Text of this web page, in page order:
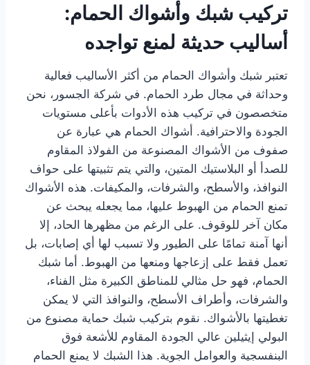
تركيب شبك وأشواك الحمام:
أساليب حديثة لمنع تواجده
تعتبر شبك وأشواك الحمام من أكثر الأساليب فعالية
وحداثة في مجال طرد الحمام. في شركة الجسور، نحن
متخصصون في تركيب هذه الأدوات بأعلى مستويات
الجودة والاحترافية. أشواك الحمام هي عبارة عن
صفوف من الأشواك المصنوعة من الفولاذ المقاوم
للصدأ أو البلاستيك المتين، والتي يتم تثبيتها على حواف
النوافذ، والأسطح، والشرفات، والمكيفات. هذه الأشواك
تمنع الحمام من الهبوط عليها، مما يجعله يبحث عن
مكان آخر للوقوف. على الرغم من مظهرها الحاد، إلا
أنها آمنة تمامًا على الطيور ولا تسبب لها أي إصابات، بل
تعمل فقط على إزعاجها ومنعها من الهبوط. أما شبك
الحمام، فهو حل مثالي للمناطق الكبيرة مثل الفناء،
والشرفات، وأطراف الأسطح، والنوافذ التي لا يمكن
تغطيتها بالأشواك. نقوم بتركيب شبك حماية مصنوع من
البولي إيثيلين عالي الجودة المقاوم للأشعة فوق
البنفسجية والعوامل الجوية. هذا الشبك لا يمنع الحمام